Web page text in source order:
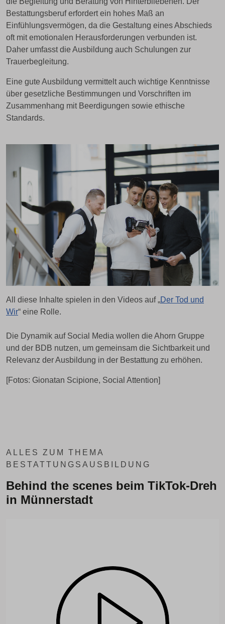
Bestattungsberuf erfordert ein hohes Maß an
Einfühlungsvermögen, da die Gestaltung eines Abschieds
oft mit emotionalen Herausforderungen verbunden ist.
Daher umfasst die Ausbildung auch Schulungen zur
Trauerbegleitung.
Eine gute Ausbildung vermittelt auch wichtige Kenntnisse
über gesetzliche Bestimmungen und Vorschriften im
Zusammenhang mit Beerdigungen sowie ethische
Standards.
All diese Inhalte spielen in den Videos auf „Der Tod und
Wir“ eine Rolle.
Die Dynamik auf Social Media wollen die Ahorn Gruppe
und der BDB nutzen, um gemeinsam die Sichtbarkeit und
Relevanz der Ausbildung in der Bestattung zu erhöhen.
[Fotos: Gionatan Scipione, Social Attention]
ALLES ZUM THEMA
BESTATTUNGSAUSBILDUNG
Behind the scenes beim TikTok-Dreh
in Münnerstadt